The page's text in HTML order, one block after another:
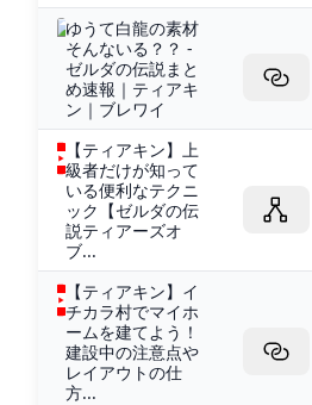
ゆうて白龍の素材
そんないる？？ -
ゼルダの伝説まと
め速報｜ティアキ
ン｜ブレワイ
【ティアキン】上
級者だけが知って
いる便利なテクニ
ック【ゼルダの伝
説ティアーズオ
ブ...
【ティアキン】イ
チカラ村でマイホ
ームを建てよう！
建設中の注意点や
レイアウトの仕
方...